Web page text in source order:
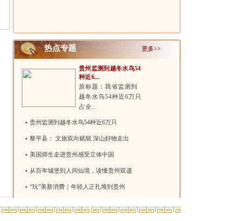
热点专题 更多>>
贵州监测到越冬水鸟54
种近6...
原标题：我省监测到
越冬水鸟54种近6万只
占全..
贵州监测到越冬水鸟54种近6万只
黎平县： 文旅双向赋能 深山好物走出
美国师生走进贵州感受立体中国
从百年城堡到人间仙境，读懂贵州双遗
“玩”美新消费｜年轻人正扎堆到贵州